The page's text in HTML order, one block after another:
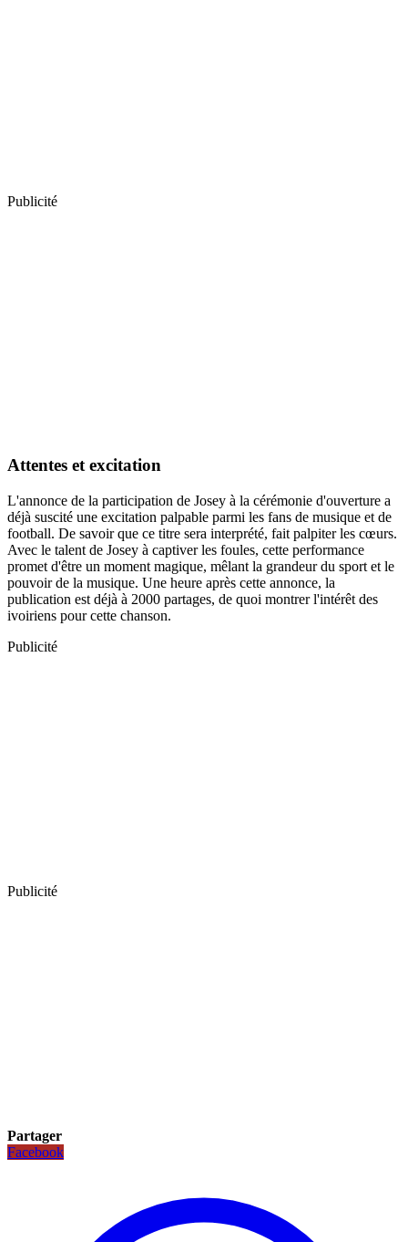
Publicité
Attentes et excitation
L'annonce de la participation de Josey à la cérémonie d'ouverture a
déjà suscité une excitation palpable parmi les fans de musique et de
football. De savoir que ce titre sera interprété, fait palpiter les cœurs.
Avec le talent de Josey à captiver les foules, cette performance
promet d'être un moment magique, mêlant la grandeur du sport et le
pouvoir de la musique. Une heure après cette annonce, la
publication est déjà à 2000 partages, de quoi montrer l'intérêt des
ivoiriens pour cette chanson.
Publicité
Publicité
Partager
Facebook